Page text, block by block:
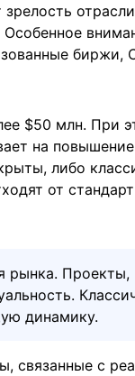
биржи,
$50 млн. При
на
либо
от
рынка.
динамику.
связанные с